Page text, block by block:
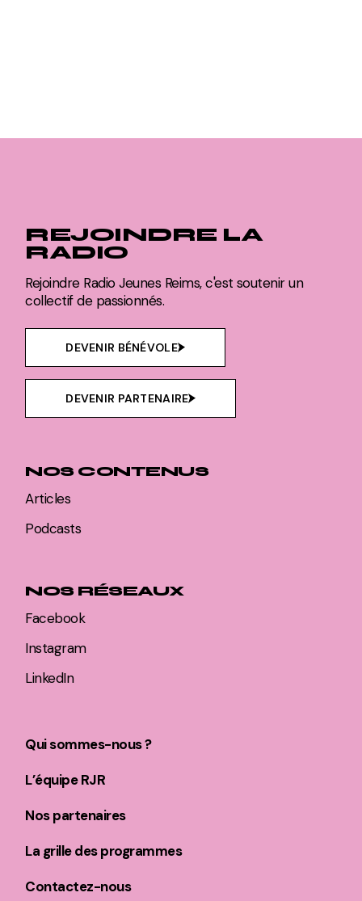
REJOINDRE LA
RADIO
Rejoindre Radio Jeunes Reims, c'est soutenir un
collectif de passionnés.
DEVENIR BÉNÉVOLE
DEVENIR PARTENAIRE
NOS CONTENUS
Articles
Podcasts
NOS RÉSEAUX
Facebook
Instagram
LinkedIn
Qui sommes-nous ?
L’équipe RJR
Nos partenaires
La grille des programmes
Contactez-nous